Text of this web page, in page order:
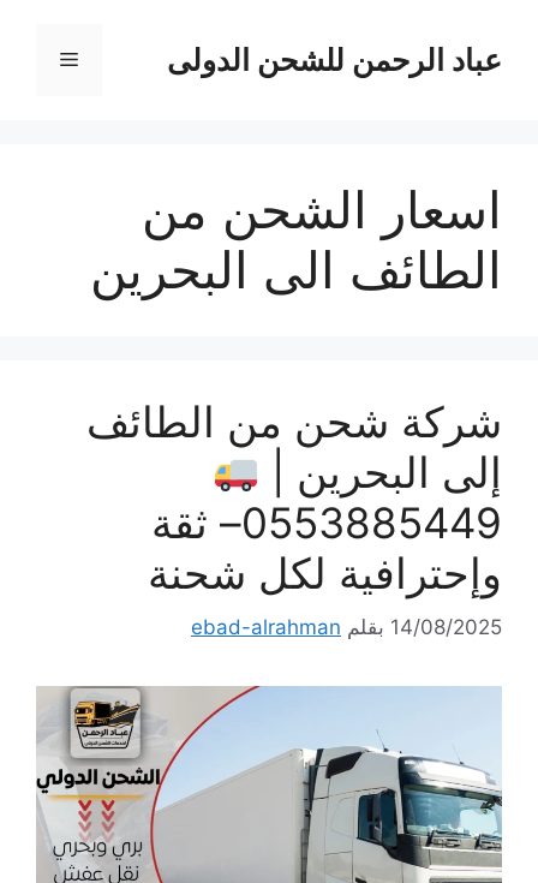
المحتوىعباد الرحمن للشحن الدولى القائمة
اسعار الشحن من
الطائف الى البحرين
شركة شحن من الطائف
إلى البحرين |
0553885449– ثقة
وإحترافية لكل شحنة
14/08/2025 بقلم ebad-alrahman